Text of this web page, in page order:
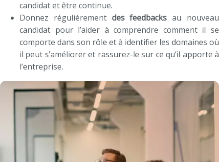
candidat et être continue.
Donnez régulièrement des feedbacks au nouveau
candidat pour l’aider à comprendre comment il se
comporte dans son rôle et à identifier les domaines où
il peut s’améliorer et rassurez-le sur ce qu’il apporte à
l’entreprise.